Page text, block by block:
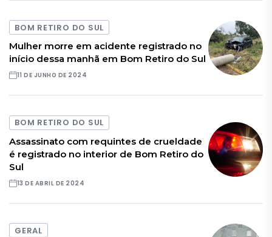
BOM RETIRO DO SUL
Mulher morre em acidente registrado no
início dessa manhã em Bom Retiro do Sul
11 DE JUNHO DE 2024
BOM RETIRO DO SUL
Assassinato com requintes de crueldade
é registrado no interior de Bom Retiro do
Sul
13 DE ABRIL DE 2024
GERAL